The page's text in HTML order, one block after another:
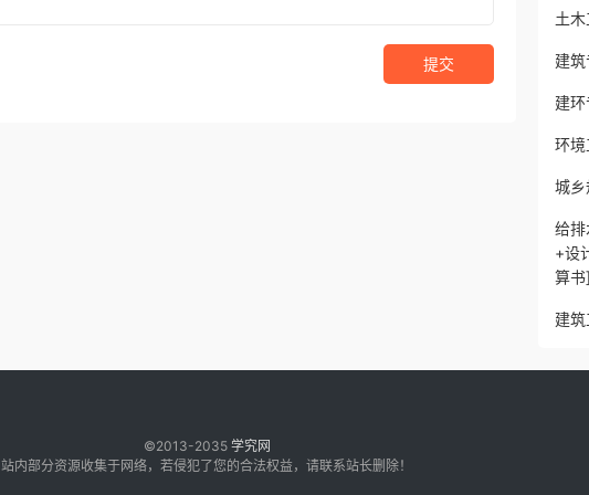
提交
土
建
建
环
城
给排
+设
算书]
建
©2013-2035 学究网
站内部分资源收集于网络，若侵犯了您的合法权益，请联系站长删除！